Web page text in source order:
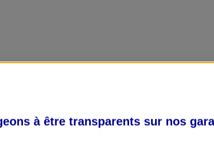
à être transparents sur nos